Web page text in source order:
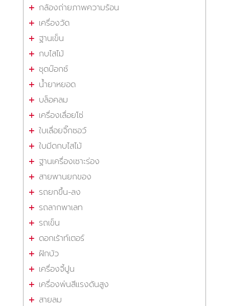
กล้องถ่ายภาพความร้อน
เครื่องวัด
ฐานเข็น
กบไสไม้
ชุดบ๊อกซ์
น้ำยาหยอด
บล็อคลม
เครื่องเลื่อยโซ่
ใบเลื่อยจิ๊กซอว์
ใบมีดกบไสไม้
ฐานเครื่องเซาะร่อง
สายพานยกของ
รถยกขึ้น-ลง
รถลากพาเลท
รถเข็น
ดอกเร้าท์เตอร์
ฝักบัว
เครื่องจี้ปูน
เครื่องพ่นสีแรงดันสูง
สายลม